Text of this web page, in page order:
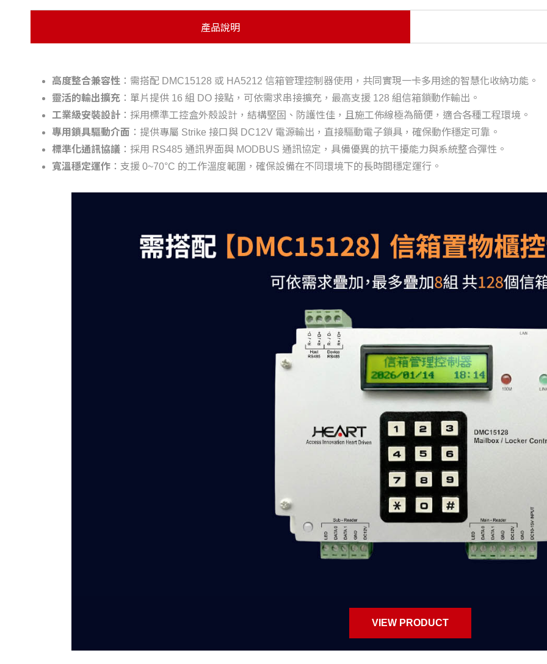
產品說明
高度整合兼容性 ：需搭配 DMC15128 或 HA5212 信箱管理控制器使用，共同實現一卡多用途的智慧化收納功能。
靈活的輸出擴充 ：單片提供 16 組 DO 接點，可依需求串接擴充，最高支援 128 組信箱鎖動作輸出。
工業級安裝設計 ：採用標準工控盒外殼設計，結構堅固、防護性佳，且施工佈線極為簡便，適合各種工程環境。
專用鎖具驅動介面 ：提供專屬 Strike 接口與 DC12V 電源輸出，直接驅動電子鎖具，確保動作穩定可靠。
標準化通訊協議 ：採用 RS485 通訊界面與 MODBUS 通訊協定，具備優異的抗干擾能力與系統整合彈性。
寬溫穩定運作 ：支援 0~70°C 的工作溫度範圍，確保設備在不同環境下的長時間穩定運行。
VIEW PRODUCT